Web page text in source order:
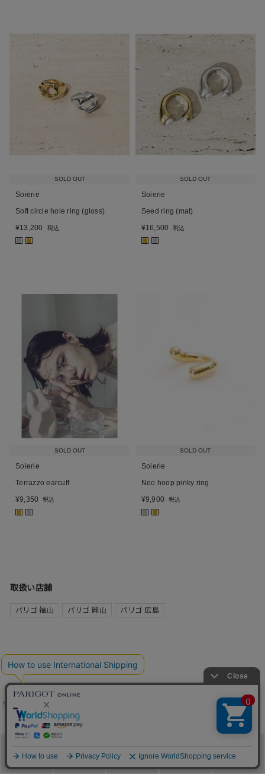
ブランド 閲覧履歴
SOLD OUT
Soierie
Soft circle hole ring (gloss)
¥13,200 税込
■ ■
SOLD OUT
Soierie
Seed ring (mat)
¥16,500 税込
■ ■
SOLD OUT
Soierie
Terrazzo earcuff
¥9,350 税込
■ ■
SOLD OUT
Soierie
Neo hoop pinky ring
¥9,900 税込
■ ■
取扱い店舗
パリゴ 福山 パリゴ 岡山 パリゴ 広島
HOME ブランド